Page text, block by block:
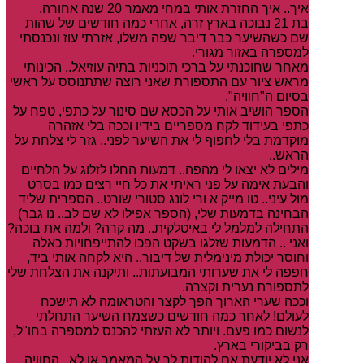
איך.. איך החזרת אותי במחי מאמר 20 שנה אחורה.
בת 21 נבוכה בארץ זרה, אחרי כמה חודשים של שהות
שם כשהשיער כבר דיבר שפה משלו, אזרתי עוז ונכנסתי
למספרה באזור מגורי.
מאחר שחוכנתי על ברכי תוכניות בתיה עוזיאל.. הכינותי
מראש ציור עם התספורת שאני רוצה שתתנוסס על ראשי
בסיום ה"חוויה".
הספר הושיב אותי על הכסא שם סינור על כתפי, טפח על
כתפי בעידוד לקח מספריים בידיו וככה בלי אזהרה
מוקדמת בלי לחפוף לי את השיער לפני.. גזר לי צלחת על
הראש..
מילים לא יצאו לי מהפה.. דמעות החלו לזלוג על הלחיים
והבעת אימה על פני ראיתי את כל חיי רצים כמו בסרט
מול עיני.. טו מייק א ורי לונג סטורי שורט.. הספרית שליד
הבחינה בדמעות שלי, (הספר אפילו לא שם לב.. נו גבר)
התחילה למלמל לי באיטלקית.. מה קרה? ולמה את בוכה?
ואני .. הדמעות שזלגו בשקט הפכו להתייפחויות כאלה
וחוסר יכולת מינימלית של דיבור.. היא לקחה אותי ביד,
חפפה לי את שערותי המבועתות.. ותיקנה את הצלחת שלי
לתספורת נערית וקצרה.
וככה שערי הארוך הפך לקצר והטראומה לא תישכח
לעולם! לאחר כמה חודשים כשצמח השיער התחלתי
לנשום כמו פעם. ויותר לא העזתי להכנס למספרה בחו"ל,
רק בביקורי בארץ.
אני לא יודעת אם להודות לך על המאמר או לא.. החוויה